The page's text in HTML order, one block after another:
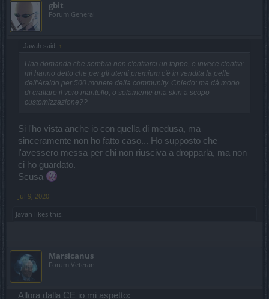
gbit
Forum General
Javah said: ↑
Una domanda che sembra non c'entrarci un tappo, e invece c'entra:
mi hanno detto che per gli utenti premium c'è in vendita la pelle
dell'Araldo per 500 monete della community. Chiedo: ma dà modo
di craftare il vero mantello, o solamente una skin a scopo
customizzazione??
Si l'ho vista anche io con quella di medusa, ma
sinceramente non ho fatto caso... Ho supposto che
l'avessero messa per chi non riusciva a dropparla, ma non
ci ho guardato.
Scusa
Jul 9, 2020
Javah likes this.
Marsicanus
Forum Veteran
Allora dalla CE io mi aspetto: